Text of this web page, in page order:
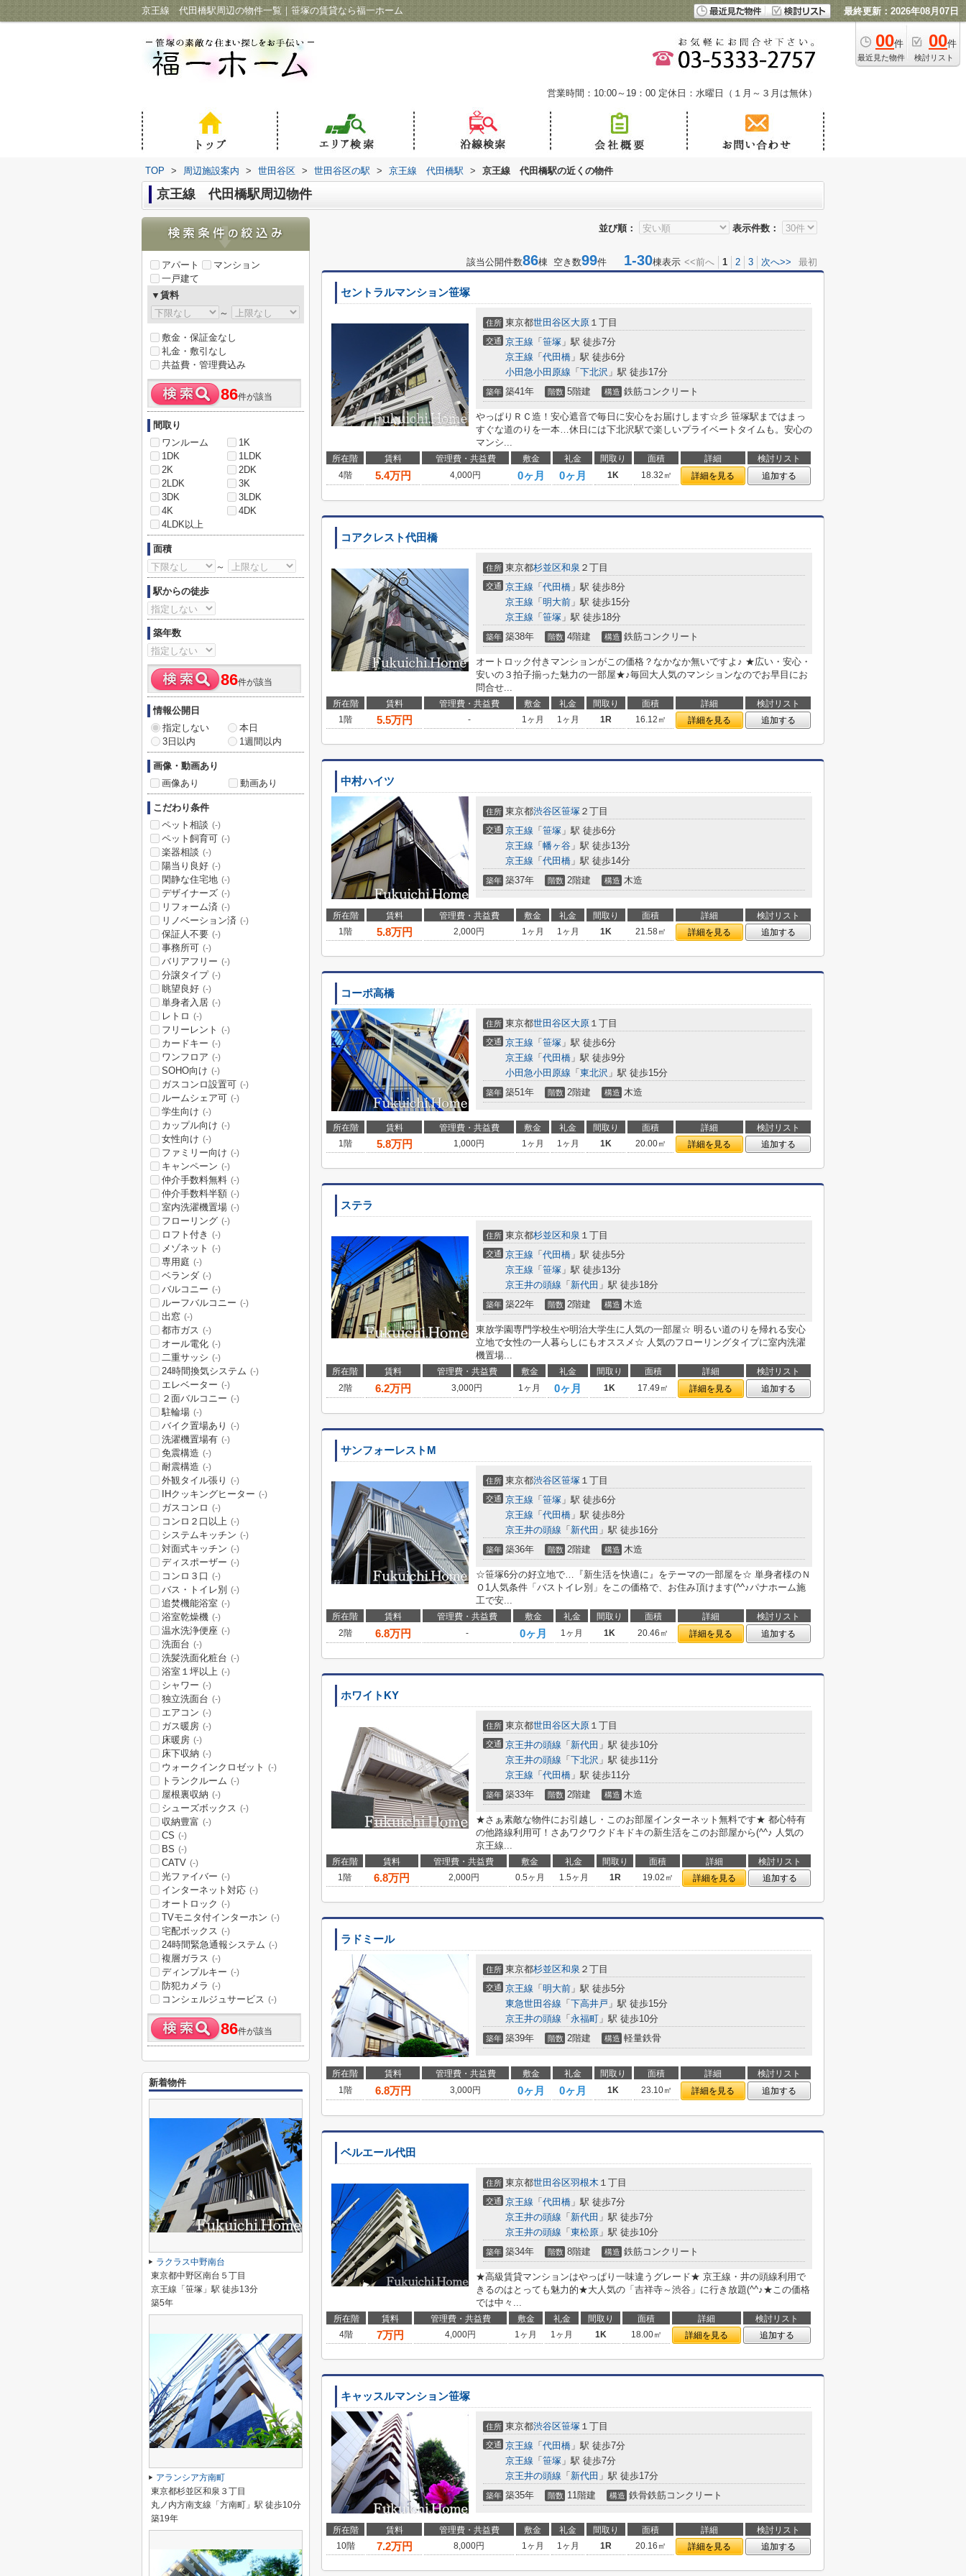
京王線 代田橋駅周辺の物件一覧｜笹塚の賃貸なら福一ホーム 最終更新：2026年08月07日
00件
最近見た物件
00件
検討リスト
営業時間：10:00～19：00 定休日：水曜日（１月～３月は無休）
TOP > 周辺施設案内 > 世田谷区 > 世田谷区の駅 > 京王線 代田橋駅 > 京王線 代田橋駅の近くの物件
京王線 代田橋駅周辺物件
並び順： 表示件数：
該当公開件数86棟 空き数99件 1-30棟表示 <<前へ 1 2 3 次へ>> 最初
セントラルマンション笹塚
住所 東京都世田谷区大原 １丁目
交通 京王線 「 笹塚 」駅 徒歩7分
京王線 「 代田橋 」駅 徒歩6分
小田急小田原線 「 下北沢 」駅 徒歩17分
築年 築41年 階数 5階建 構造 鉄筋コンクリート
やっぱりＲＣ造！安心遮音で毎日に安心をお届けします☆彡 笹塚駅まではまっ
すぐな道のりを一本…休日には下北沢駅で楽しいプライベートタイムも。安心の
マンシ...
所在階 賃料 管理費・共益費 敷金 礼金 間取り 面積 詳細
検討リスト
4階
5.4万円 4,000円 0ヶ月 0ヶ月 1K 18.32㎡ 詳細を見る 追加する
コアクレスト代田橋
住所 東京都杉並区和泉 ２丁目
交通 京王線 「 代田橋 」駅 徒歩8分
京王線 「 明大前 」駅 徒歩15分
京王線 「 笹塚 」駅 徒歩18分
築年 築38年 階数 4階建 構造 鉄筋コンクリート
オートロック付きマンションがこの価格？なかなか無いですよ♪ ★広い・安心・
安いの３拍子揃った魅力の一部屋★♪毎回大人気のマンションなのでお早目にお
問合せ...
所在階 賃料 管理費・共益費 敷金 礼金 間取り 面積 詳細
検討リスト
1階
5.5万円 - 1ヶ月 1ヶ月 1R 16.12㎡ 詳細を見る 追加する
中村ハイツ
住所 東京都渋谷区笹塚 ２丁目
交通 京王線 「 笹塚 」駅 徒歩6分
京王線 「 幡ヶ谷 」駅 徒歩13分
京王線 「 代田橋 」駅 徒歩14分
築年 築37年 階数 2階建 構造 木造
所在階 賃料 管理費・共益費 敷金 礼金 間取り 面積 詳細
検討リスト
1階
5.8万円 2,000円 1ヶ月 1ヶ月 1K 21.58㎡ 詳細を見る 追加する
コーポ高橋
住所 東京都世田谷区大原 １丁目
交通 京王線 「 笹塚 」駅 徒歩6分
京王線 「 代田橋 」駅 徒歩9分
小田急小田原線 「 東北沢 」駅 徒歩15分
築年 築51年 階数 2階建 構造 木造
所在階 賃料 管理費・共益費 敷金 礼金 間取り 面積 詳細
検討リスト
1階
5.8万円 1,000円 1ヶ月 1ヶ月 1K 20.00㎡ 詳細を見る 追加する
ステラ
住所 東京都杉並区和泉 １丁目
交通 京王線 「 代田橋 」駅 徒歩5分
京王線 「 笹塚 」駅 徒歩13分
京王井の頭線 「 新代田 」駅 徒歩18分
築年 築22年 階数 2階建 構造 木造
東放学園専門学校生や明治大学生に人気の一部屋☆ 明るい道のりを帰れる安心
立地で女性の一人暮らしにもオススメ☆ 人気のフローリングタイプに室内洗濯
機置場...
所在階 賃料 管理費・共益費 敷金 礼金 間取り 面積 詳細
検討リスト
2階
6.2万円 3,000円 1ヶ月 0ヶ月 1K 17.49㎡ 詳細を見る 追加する
サンフォーレストM
住所 東京都渋谷区笹塚 １丁目
交通 京王線 「 笹塚 」駅 徒歩6分
京王線 「 代田橋 」駅 徒歩8分
京王井の頭線 「 新代田 」駅 徒歩16分
築年 築36年 階数 2階建 構造 木造
☆笹塚6分の好立地で…『新生活を快適に』をテーマの一部屋を☆ 単身者様のＮ
Ｏ1人気条件「バストイレ別」をこの価格で、お住み頂けます(^^♪パナホーム施
工で安...
所在階 賃料 管理費・共益費 敷金 礼金 間取り 面積 詳細
検討リスト
2階
6.8万円 - 0ヶ月 1ヶ月 1K 20.46㎡ 詳細を見る 追加する
ホワイトKY
住所 東京都世田谷区大原 １丁目
交通 京王井の頭線 「 新代田 」駅 徒歩10分
京王井の頭線 「 下北沢 」駅 徒歩11分
京王線 「 代田橋 」駅 徒歩11分
築年 築33年 階数 2階建 構造 木造
★さぁ素敵な物件にお引越し・このお部屋インターネット無料です★ 都心特有
の他路線利用可！さあワクワクドキドキの新生活をこのお部屋から(^^♪ 人気の
京王線...
所在階 賃料 管理費・共益費 敷金 礼金 間取り 面積 詳細
検討リスト
1階
6.8万円 2,000円 0.5ヶ月 1.5ヶ月 1R 19.02㎡ 詳細を見る 追加する
ラドミール
住所 東京都杉並区和泉 ２丁目
交通 京王線 「 明大前 」駅 徒歩5分
東急世田谷線 「 下高井戸 」駅 徒歩15分
京王井の頭線 「 永福町 」駅 徒歩10分
築年 築39年 階数 2階建 構造 軽量鉄骨
所在階 賃料 管理費・共益費 敷金 礼金 間取り 面積 詳細
検討リスト
1階
6.8万円 3,000円 0ヶ月 0ヶ月 1K 23.10㎡ 詳細を見る 追加する
ベルエール代田
住所 東京都世田谷区羽根木 １丁目
交通 京王線 「 代田橋 」駅 徒歩7分
京王井の頭線 「 新代田 」駅 徒歩7分
京王井の頭線 「 東松原 」駅 徒歩10分
築年 築34年 階数 8階建 構造 鉄筋コンクリート
★高級賃貸マンションはやっぱり一味違うグレード★ 京王線・井の頭線利用で
きるのはとっても魅力的★大人気の「吉祥寺～渋谷」に行き放題(^^♪★この価格
では中々...
所在階 賃料 管理費・共益費 敷金 礼金 間取り 面積 詳細
検討リスト
4階
7万円 4,000円 1ヶ月 1ヶ月 1K 18.00㎡ 詳細を見る 追加する
キャッスルマンション笹塚
住所 東京都渋谷区笹塚 １丁目
交通 京王線 「 代田橋 」駅 徒歩7分
京王線 「 笹塚 」駅 徒歩7分
京王井の頭線 「 新代田 」駅 徒歩17分
築年 築35年 階数 11階建 構造 鉄骨鉄筋コンクリート
所在階 賃料 管理費・共益費 敷金 礼金 間取り 面積 詳細
検討リスト
10階
7.2万円 8,000円 1ヶ月 1ヶ月 1R 20.16㎡ 詳細を見る 追加する
アパート
マンション
一戸建て
▼賃料
～
敷金・保証金なし
礼金・敷引なし
共益費・管理費込み
86件が該当
間取り
ワンルーム
1K
1DK
1LDK
2K
2DK
2LDK
3K
3DK
3LDK
4K
4DK
4LDK以上
面積
～
駅からの徒歩
築年数
86件が該当
情報公開日
指定しない
本日
3日以内
1週間以内
画像・動画あり
画像あり
動画あり
こだわり条件
ペット相談 (-)
ペット飼育可 (-)
楽器相談 (-)
陽当り良好 (-)
閑静な住宅地 (-)
デザイナーズ (-)
リフォーム済 (-)
リノベーション済 (-)
保証人不要 (-)
事務所可 (-)
バリアフリー (-)
分譲タイプ (-)
眺望良好 (-)
単身者入居 (-)
レトロ (-)
フリーレント (-)
カードキー (-)
ワンフロア (-)
SOHO向け (-)
ガスコンロ設置可 (-)
ルームシェア可 (-)
学生向け (-)
カップル向け (-)
女性向け (-)
ファミリー向け (-)
キャンペーン (-)
仲介手数料無料 (-)
仲介手数料半額 (-)
室内洗濯機置場 (-)
フローリング (-)
ロフト付き (-)
メゾネット (-)
専用庭 (-)
ベランダ (-)
バルコニー (-)
ルーフバルコニー (-)
出窓 (-)
都市ガス (-)
オール電化 (-)
二重サッシ (-)
24時間換気システム (-)
エレベーター (-)
２面バルコニー (-)
駐輪場 (-)
バイク置場あり (-)
洗濯機置場有 (-)
免震構造 (-)
耐震構造 (-)
外観タイル張り (-)
IHクッキングヒーター (-)
ガスコンロ (-)
コンロ２口以上 (-)
システムキッチン (-)
対面式キッチン (-)
ディスポーザー (-)
コンロ３口 (-)
バス・トイレ別 (-)
追焚機能浴室 (-)
浴室乾燥機 (-)
温水洗浄便座 (-)
洗面台 (-)
洗髪洗面化粧台 (-)
浴室１坪以上 (-)
シャワー (-)
独立洗面台 (-)
エアコン (-)
ガス暖房 (-)
床暖房 (-)
床下収納 (-)
ウォークインクロゼット (-)
トランクルーム (-)
屋根裏収納 (-)
シューズボックス (-)
収納豊富 (-)
CS (-)
BS (-)
CATV (-)
光ファイバー (-)
インターネット対応 (-)
オートロック (-)
TVモニタ付インターホン (-)
宅配ボックス (-)
24時間緊急通報システム (-)
複層ガラス (-)
ディンプルキー (-)
防犯カメラ (-)
コンシェルジュサービス (-)
86件が該当
新着物件
ラクラス中野南台
東京都中野区南台５丁目
京王線「笹塚」駅 徒歩13分
築5年
アランシア方南町
東京都杉並区和泉３丁目
丸ノ内方南支線「方南町」駅 徒歩10分
築19年